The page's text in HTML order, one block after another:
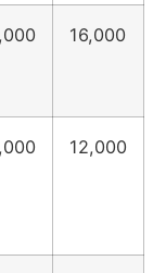
16,000
12,000